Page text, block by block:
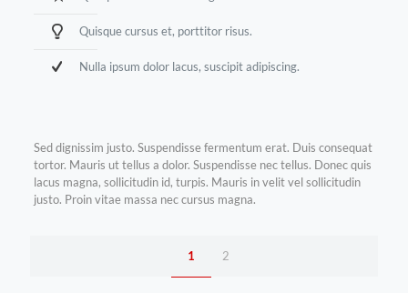
Quisque cursus et, porttitor risus.
Nulla ipsum dolor lacus, suscipit adipiscing.
Sed dignissim justo. Suspendisse fermentum erat. Duis consequat
tortor. Mauris ut tellus a dolor. Suspendisse nec tellus. Donec quis
lacus magna, sollicitudin id, turpis. Mauris in velit vel sollicitudin
justo. Proin vitae massa nec cursus magna.
1 2